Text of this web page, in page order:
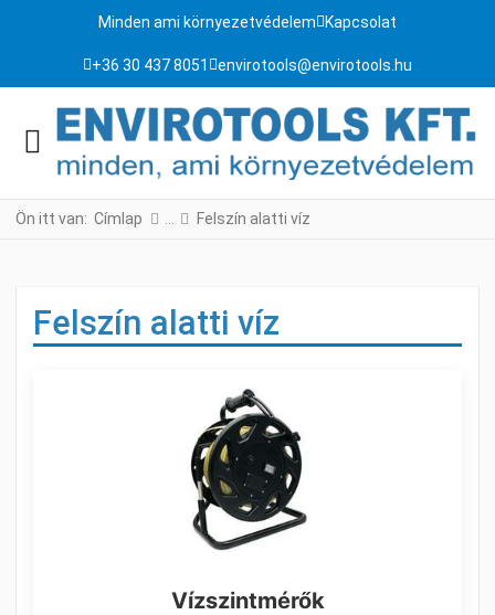
Minden ami környezetvédelem Kapcsolat
+36 30 437 8051 envirotools@envirotools.hu
Ön itt van: Címlap Felszín alatti víz
Felszín alatti víz
Vízszintmérők